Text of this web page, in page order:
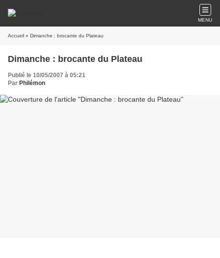
MENU
Accueil » Dimanche : brocante du Plateau
Dimanche : brocante du Plateau
Publié le 10/05/2007 à 05:21
Par Philémon